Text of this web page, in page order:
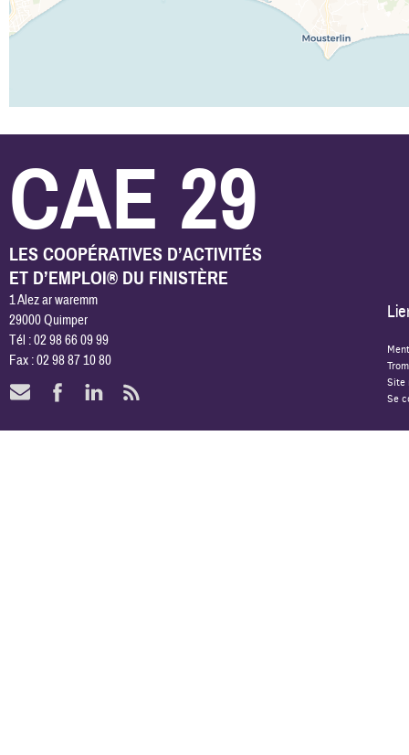
CAE 29
LES COOPÉRATIVES D’ACTIVITÉS
ET D’EMPLOI® DU FINISTÈRE
1 Alez ar waremm
29000 Quimper
Tél : 02 98 66 09 99
Fax : 02 98 87 10 80
Site
Se